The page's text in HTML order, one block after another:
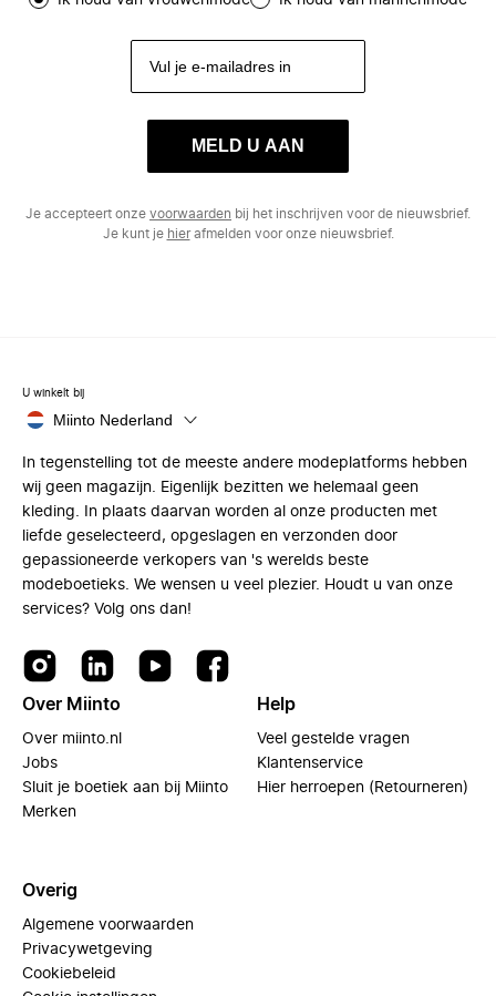
MELD U AAN
Je accepteert onze voorwaarden bij het inschrijven voor de nieuwsbrief.
Je kunt je hierafmelden voor onze nieuwsbrief.
U winkelt bij
Miinto Nederland
In tegenstelling tot de meeste andere modeplatforms hebben
wij geen magazijn. Eigenlijk bezitten we helemaal geen
kleding. In plaats daarvan worden al onze producten met
liefde geselecteerd, opgeslagen en verzonden door
gepassioneerde verkopers van 's werelds beste
modeboetieks. We wensen u veel plezier. Houdt u van onze
services? Volg ons dan!
Over Miinto
Over miinto.nl
Jobs
Sluit je boetiek aan bij Miinto
Merken
Help
Veel gestelde vragen
Klantenservice
Hier herroepen (Retourneren)
Overig
Algemene voorwaarden
Privacywetgeving
Cookiebeleid